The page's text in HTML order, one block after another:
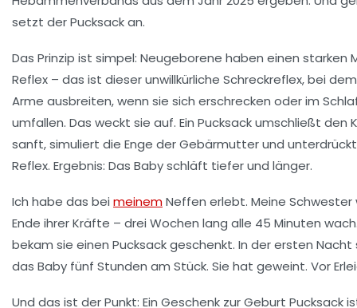
setzt der Pucksack an.
Das Prinzip ist simpel: Neugeborene haben einen starken
Reflex – das ist dieser unwillkürliche Schreckreflex, bei
Arme ausbreiten, wenn sie sich erschrecken oder im
umfallen. Das weckt sie auf. Ein Pucksack umschließt den
sanft, simuliert die Enge der Gebärmutter und
Reflex. Ergebnis: Das Baby schläft tiefer und länger.
Ich habe das bei meinemNeffen erlebt. Meine Schwester
Ende ihrer Kräfte – drei Wochen lang alle 45 Minuten
bekam sie einen Pucksack geschenkt. In der ersten Nacht
das Baby fünf Stunden am Stück. Sie hat geweint. Vor
Und das ist der Punkt: Ein Geschenk zur Geburt Pucksack